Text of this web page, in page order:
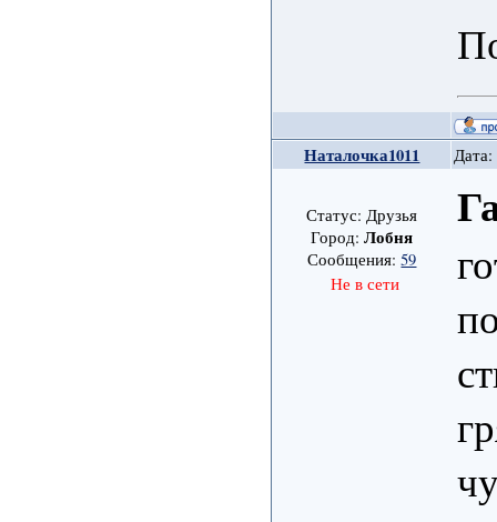
Наталочка1011
Статус: Друзья
Город:Лобня
Сообщения:59
Не в сети